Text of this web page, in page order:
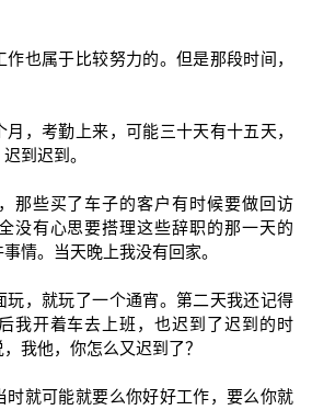
也属于比较努力的。但是那段时间，
，考勤上来，可能三十天有十五天，
到迟到。
那些买了车子的客户有时候要做回访
没有心思要搭理这些辞职的那一天的
情。当天晚上我没有回家。
玩，就玩了一个通宵。第二天我还记得
我开着车去上班，也迟到了迟到的时
我他，你怎么又迟到了？
时就可能就要么你好好工作，要么你就